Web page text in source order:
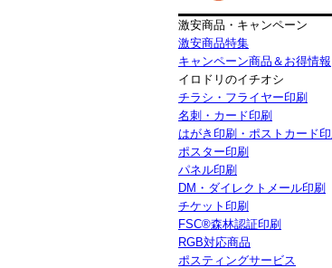
激安商品・キャンペーン
激安商品特集
キャンペーン商品＆お得情報
イロドリのイチオシ
チラシ・フライヤー印刷
名刺・カード印刷
はがき印刷・ポストカード印
ポスター印刷
パネル印刷
DM・ダイレクトメール印刷
チケット印刷
FSC®森林認証印刷
RGB対応商品
ポスティングサービス